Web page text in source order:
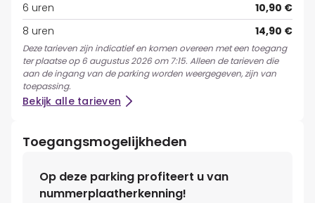
6 uren
10,90 €
8 uren
14,90 €
Deze tarieven zijn indicatief en komen overeen met een toegang
ter plaatse op 6 augustus 2026 om 7:15. Alleen de tarieven die
aan de ingang van de parking worden weergegeven, zijn van
toepassing.
Bekijk alle tarieven
Toegangsmogelijkheden
Op deze parking profiteert u van
nummerplaatherkenning!